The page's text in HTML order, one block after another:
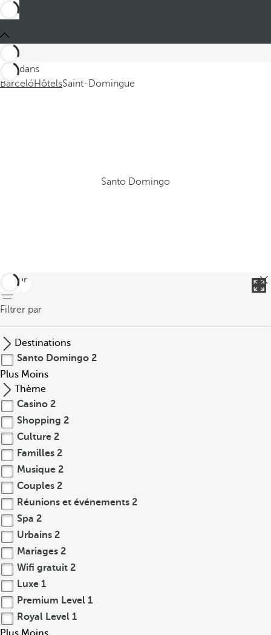
Ces dans
BarcelóHôtelsSaint-Domingue
Santo Domingo
retour
Filtrer par
Destinations
Santo Domingo 2
Plus Moins
Thème
Casino 2
Shopping 2
Culture 2
Familles 2
Musique 2
Couples 2
Réunions et événements 2
Spa 2
Urbains 2
Mariages 2
Wifi gratuit 2
Luxe 1
Premium Level 1
Royal Level 1